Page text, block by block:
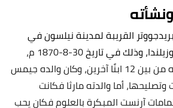
القريبة لمدينة نيلسون في
وذلك في تاريخ
30-8-1870 م،
وكان الابن الرابع لوالديه من بين 12 ابنًا آخرين، وكان والده جيمس
أما والدته مارثا فكانت
آرنست المبكرة بالعلوم فكان يحب